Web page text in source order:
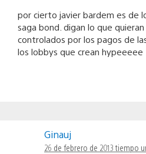
por cierto javier bardem es de
saga bond. digan lo que
controlados por los pagos de
los lobbys que crean hypeeeee
Ginauj
26 de febrero de 2013 tiempo